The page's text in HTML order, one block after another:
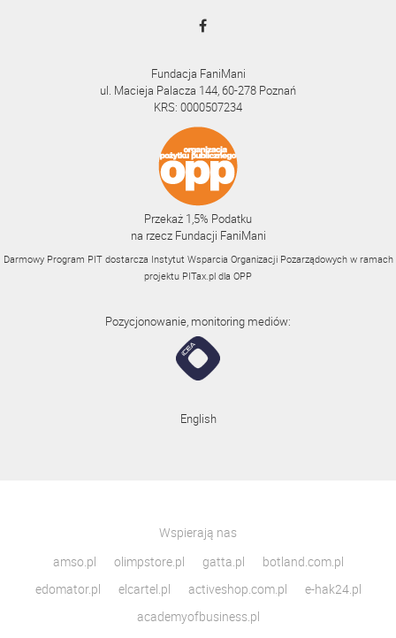
Fundacja FaniMani
ul. Macieja Palacza 144, 60-278 Poznań
KRS: 0000507234
Przekaż 1,5% Podatku
na rzecz Fundacji FaniMani
Darmowy Program PIT dostarcza Instytut Wsparcia Organizacji Pozarządowych w ramach
projektu PITax.pl dla OPP
Pozycjonowanie, monitoring mediów:
English
Wspierają nas
amso.pl
olimpstore.pl gatta.pl
botland.com.pl
edomator.pl
elcartel.pl activeshop.com.pl
e-hak24.pl
academyofbusiness.pl